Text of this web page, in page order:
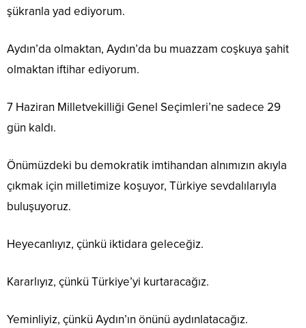
şükranla yad ediyorum.
Aydın’da olmaktan, Aydın’da bu muazzam coşkuya şahit
olmaktan iftihar ediyorum.
7 Haziran Milletvekilliği Genel Seçimleri’ne sadece 29
gün kaldı.
Önümüzdeki bu demokratik imtihandan alnımızın akıyla
çıkmak için milletimize koşuyor, Türkiye sevdalılarıyla
buluşuyoruz.
Heyecanlıyız, çünkü iktidara geleceğiz.
Kararlıyız, çünkü Türkiye’yi kurtaracağız.
Yeminliyiz, çünkü Aydın’ın önünü aydınlatacağız.